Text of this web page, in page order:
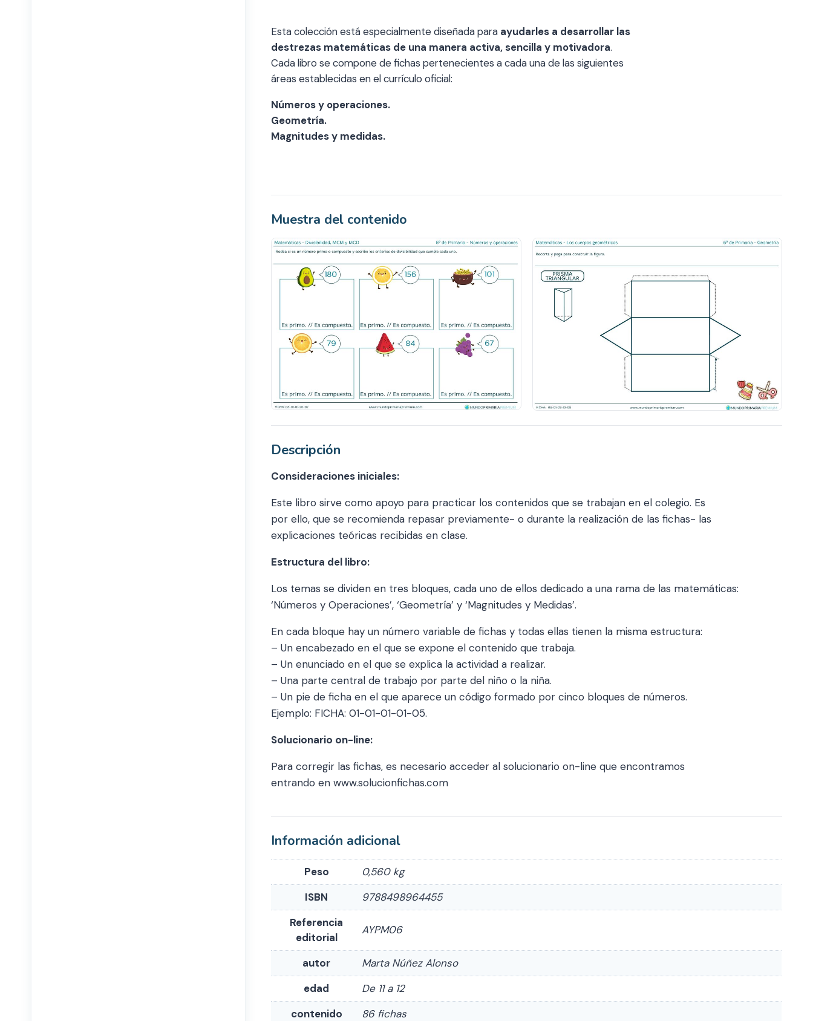
matemáticas
-
6º
Esta colección está especialmente diseñada para ayudarles a desarrollar las
destrezas matemáticas de una manera activa, sencilla y motivadora.
Cada libro se compone de fichas pertenecientes a cada una de las siguientes
áreas establecidas en el currículo oficial:
Números y operaciones.
Geometría.
Magnitudes y medidas.
Muestra del contenido
Descripción
Consideraciones iniciales:
Este libro sirve como apoyo para practicar los contenidos que se trabajan en el colegio. Es
por ello, que se recomienda repasar previamente- o durante la realización de las fichas- las
explicaciones teóricas recibidas en clase.
Estructura del libro:
Los temas se dividen en tres bloques, cada uno de ellos dedicado a una rama de las matemáticas:
‘Números y Operaciones’, ‘Geometría’ y ‘Magnitudes y Medidas’.
En cada bloque hay un número variable de fichas y todas ellas tienen la misma estructura:
– Un encabezado en el que se expone el contenido que trabaja.
– Un enunciado en el que se explica la actividad a realizar.
– Una parte central de trabajo por parte del niño o la niña.
– Un pie de ficha en el que aparece un código formado por cinco bloques de números.
Ejemplo: FICHA: 01-01-01-01-05.
Solucionario on-line:
Para corregir las fichas, es necesario acceder al solucionario on-line que encontramos
entrando en www.solucionfichas.com
Información adicional
Peso
0,560 kg
ISBN
9788498964455
Referencia
editorial
AYPM06
autor
Marta Núñez Alonso
edad
De 11 a 12
contenido
86 fichas